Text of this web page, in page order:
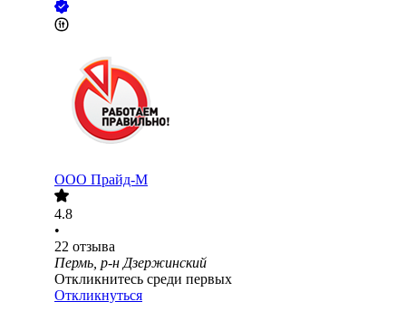
ООО Прайд-М
4.8
•
22 отзыва
Пермь, р-н Дзержинский
Откликнитесь среди первых
Откликнуться